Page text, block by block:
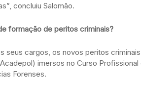
concluiu Salomão.
formação de peritos criminais?
seus cargos, os novos peritos
imersos no Curso
Forenses.